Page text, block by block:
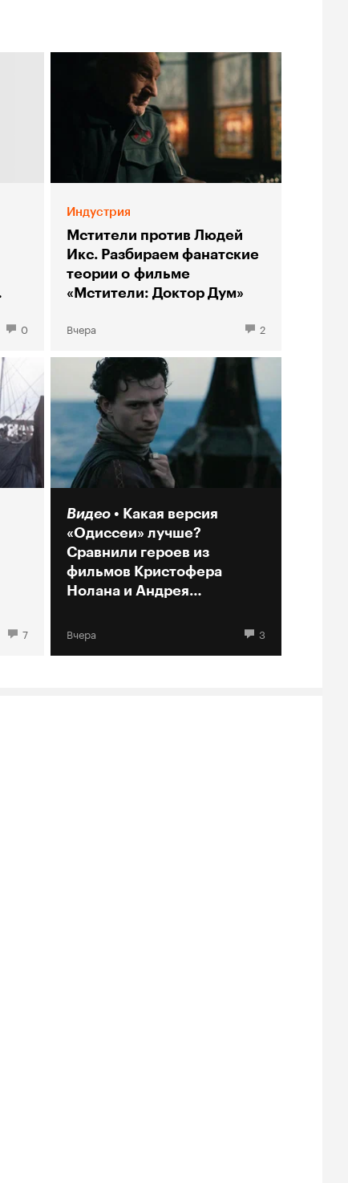
0
Индустрия
Мстители против Людей
Икс. Разбираем фанатские
теории о фильме
«Мстители: Доктор Дум»
Вчера 2
7
Видео
Какая версия
«Одиссеи» лучше?
Сравнили героев из
фильмов Кристофера
Нолана и Андрея
Вчера 3